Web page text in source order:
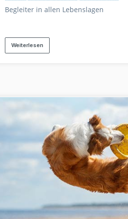
Begleiter in allen Lebenslagen
Weiterlesen